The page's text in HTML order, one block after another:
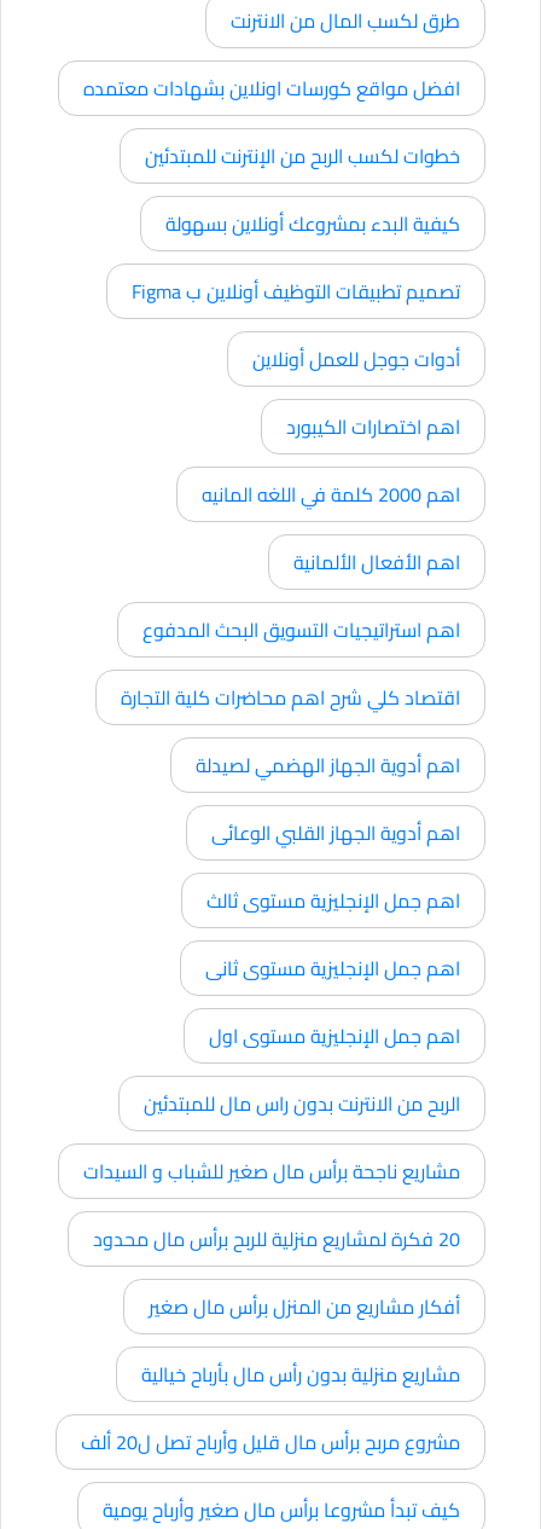
طرق لكسب المال من الانترنت
افضل مواقع كورسات اونلاين بشهادات معتمده
خطوات لكسب الربح من الإنترنت للمبتدئين
كيفية البدء بمشروعك أونلاين بسهولة
تصميم تطبيقات التوظيف أونلاين ب Figma
أدوات جوجل للعمل أونلاين
اهم اختصارات الكيبورد
اهم 2000 كلمة في اللغه المانيه
اهم الأفعال الألمانية
اهم استراتيجيات التسويق البحث المدفوع
اقتصاد كلي شرح اهم محاضرات كلية التجارة
اهم أدوية الجهاز الهضمي لصيدلة
اهم أدوية الجهاز القلبي الوعائى
اهم جمل الإنجليزية مستوى ثالث
اهم جمل الإنجليزية مستوى ثانى
اهم جمل الإنجليزية مستوى اول
الربح من الانترنت بدون راس مال للمبتدئين
مشاريع ناجحة برأس مال صغير للشباب و السيدات
20 فكرة لمشاريع منزلية للربح برأس مال محدود
أفكار مشاريع من المنزل برأس مال صغير
مشاريع منزلية بدون رأس مال بأرباح خيالية
مشروع مربح برأس مال قليل وأرباح تصل ل20 ألف
كيف تبدأ مشروعا برأس مال صغير وأرباح يومية